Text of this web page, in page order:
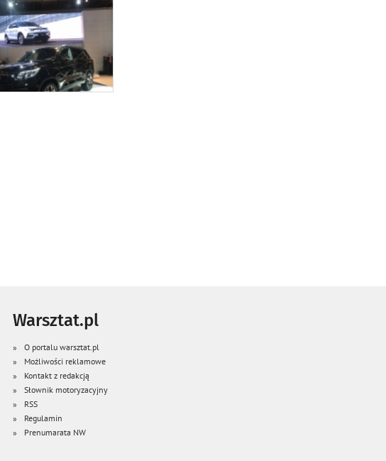
Warsztat.pl
O portalu warsztat.pl
Możliwości reklamowe
Kontakt z redakcją
Słownik motoryzacyjny
RSS
Regulamin
Prenumarata NW